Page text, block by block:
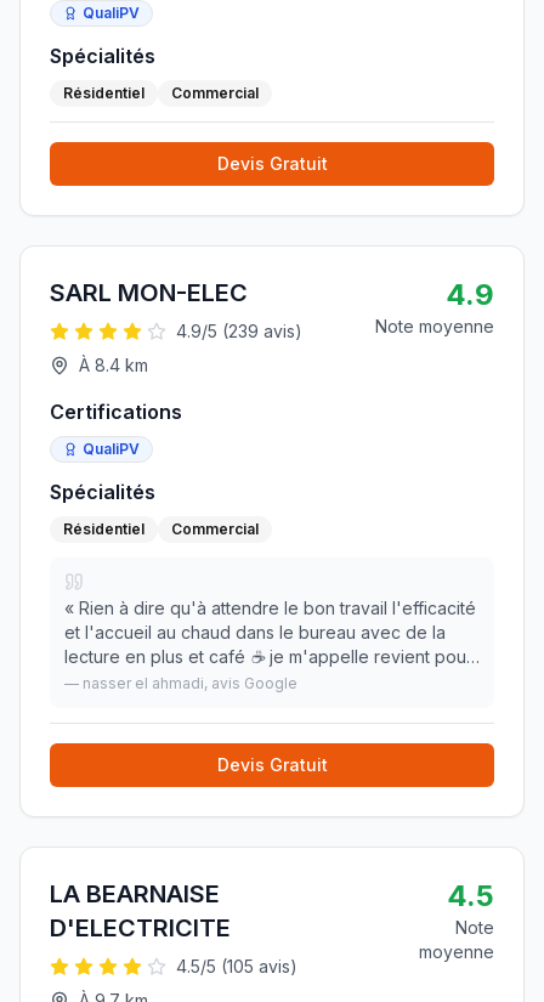
QualiPV
Spécialités
Résidentiel Commercial
Devis Gratuit
SARL MON-ELEC
4.9/5 (239 avis)
À 8.4 km
4.9
Note moyenne
Certifications
QualiPV
Spécialités
Résidentiel Commercial
« Rien à dire qu'à attendre le bon travail l'efficacité
et l'accueil au chaud dans le bureau avec de la
lecture en plus et café ☕️ je m'appelle revient pour
le plaisir de revoir caty et le jeune homme
— nasser el ahmadi, avis Google
Devis Gratuit
LA BEARNAISE
D'ELECTRICITE
4.5/5 (105 avis)
4.5
Note
moyenne